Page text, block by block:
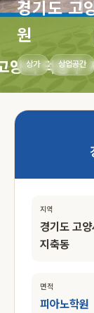
경기도 고
원
상가 상업공간
지역
경기도 고
지축동
면적
피아노학원